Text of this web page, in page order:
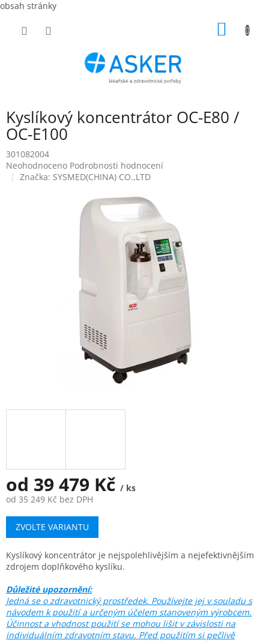
obsah stránky
Kyslíkový koncentrátor OC-E80 /
OC-E100
301082004
Průměrné
hodnocení
Neohodnoceno Podrobnosti hodnocení
Značka: SYSMED(CHINA) CO.,LTD
od 39 479 Kč / ks
od 35 249 Kč bez DPH
Měrná
cena:
ZVOLTE VARIANTU
Kyslíkový koncentrátor je nejspolehlivějším a nejefektivnějším
zdrojem doplňkového kyslíku.
Důležité upozornění:
Jedná se o zdravotnický prostředek. Používejte jej v souladu s
návodem k použití a určeným účelem stanoveným výrobcem.
Účinnost a vhodnost použití se mohou lišit v závislosti na
individuálním zdravotním stavu. Před použitím si pečlivě